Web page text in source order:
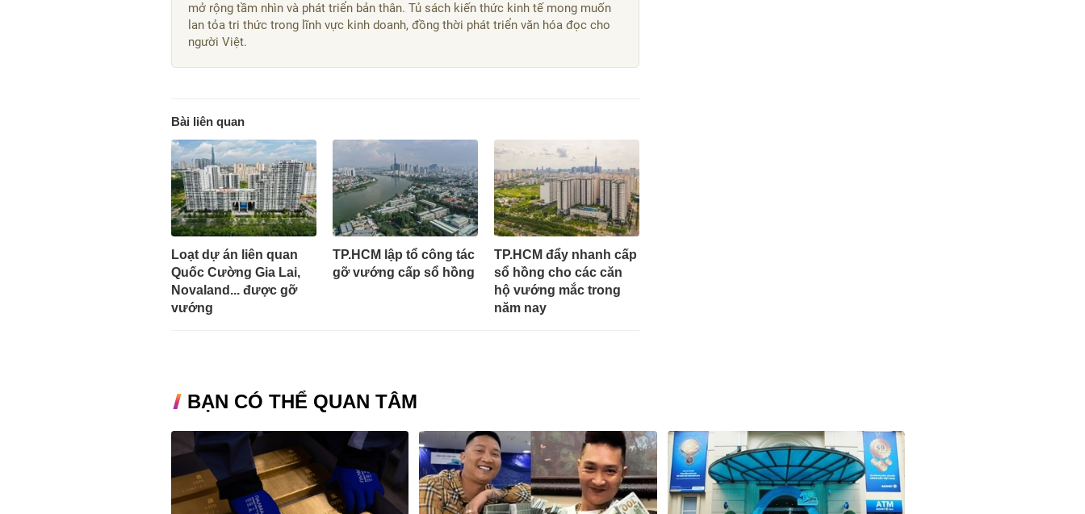
mở rộng tầm nhìn và phát triển bản thân. Tủ sách kiến thức kinh tế mong muốn
lan tỏa tri thức trong lĩnh vực kinh doanh, đồng thời phát triển văn hóa đọc cho
người Việt.
Bài liên quan
Loạt dự án liên quan
Quốc Cường Gia Lai,
Novaland... được gỡ
vướng
TP.HCM lập tổ công tác
gỡ vướng cấp sổ hồng
TP.HCM đẩy nhanh cấp
sổ hồng cho các căn
hộ vướng mắc trong
năm nay
BẠN CÓ THỂ QUAN TÂM